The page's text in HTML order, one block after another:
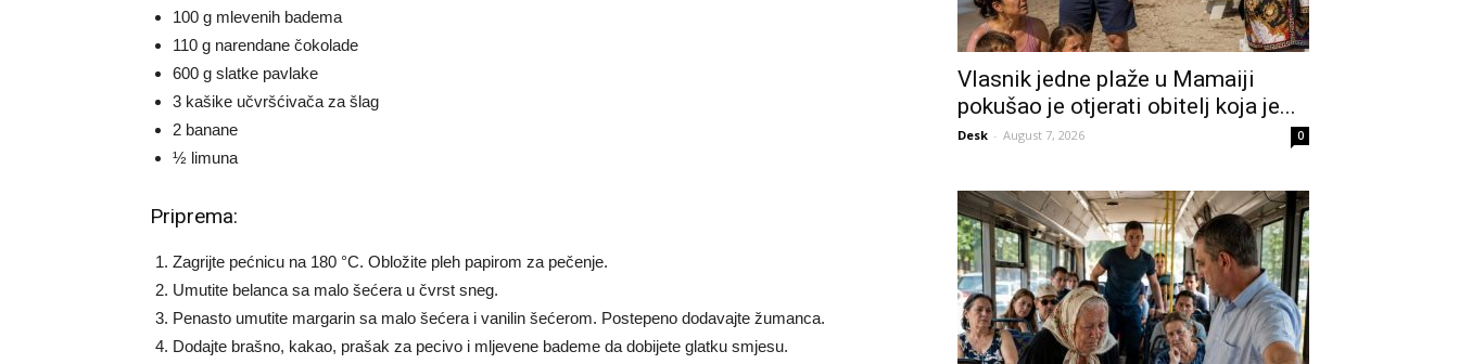
100 g mlevenih badema
110 g narendane čokolade
600 g slatke pavlake
3 kašike učvršćivača za šlag
2 banane
½ limuna
Priprema:
Zagrijte pećnicu na 180 °C. Obložite pleh papirom za pečenje.
Umutite belanca sa malo šećera u čvrst sneg.
Penasto umutite margarin sa malo šećera i vanilin šećerom. Postepeno dodavajte žumanca.
Dodajte brašno, kakao, prašak za pecivo i mljevene bademe da dobijete glatku smjesu.
Vlasnik jedne plaže u Mamaiji
pokušao je otjerati obitelj koja je...
Desk - August 7, 2026 0